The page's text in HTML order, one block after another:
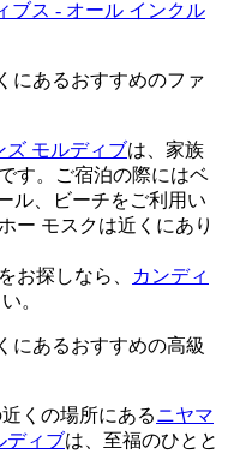
ブス - オール インクル
にあるおすすめのファ
ズ モルディブは、家族
す。ご宿泊の際にはベ
ル、ビーチをご利用い
ー モスクは近くにあり
お探しなら、
カンディ
。
にあるおすすめの高級
くの場所にあるニヤマ
ディブは、至福のひとと